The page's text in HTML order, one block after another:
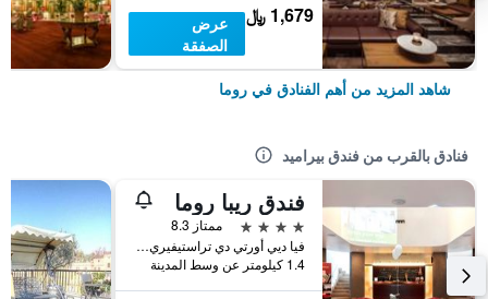
1,679 ﷼
عرض
الصفقة
شاهد المزيد من أهم الفنادق في روما
فنادق بالقرب من فندق بيراميد
فندق ريبا روما
4 نجوم
ممتاز 8.3
فيا ديي أورتي دي تراستيفيري 3, روما, إيطاليا
1.4 كيلومتر عن وسط المدينة